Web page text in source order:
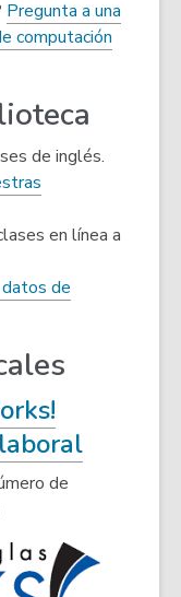
Pregunta a una
computación
de inglés.
en línea a
de
,
new
window
de